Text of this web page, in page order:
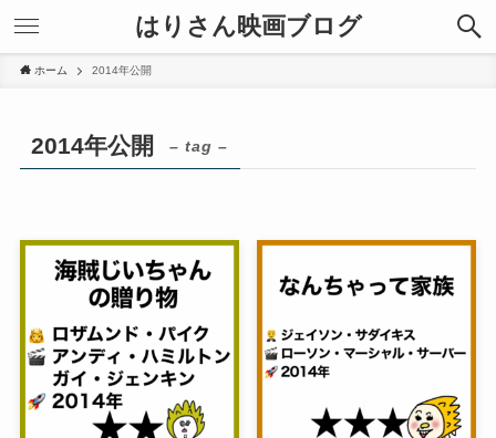
はりさん映画ブログ
ホーム 2014年公開
2014年公開 – tag –